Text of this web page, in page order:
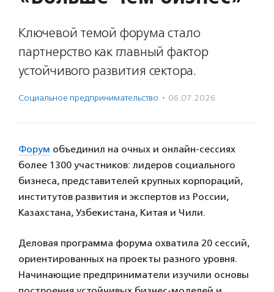
Ключевой темой форума стало
партнерство как главный фактор
устойчивого развития сектора.
Социальное предпри­нима­тель­ство · 06.07.2026
Форум объединил на очных и онлайн-сессиях
более 1300 участников: лидеров социального
бизнеса, представителей крупных корпораций,
институтов развития и экспертов из России,
Казахстана, Узбекистана, Китая и Чили.
Деловая программа форума охватила 20 сессий,
ориентированных на проекты разного уровня.
Начинающие предприниматели изучили основы